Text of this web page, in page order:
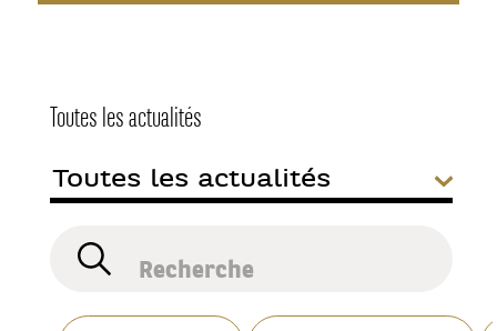
Toutes les actualités